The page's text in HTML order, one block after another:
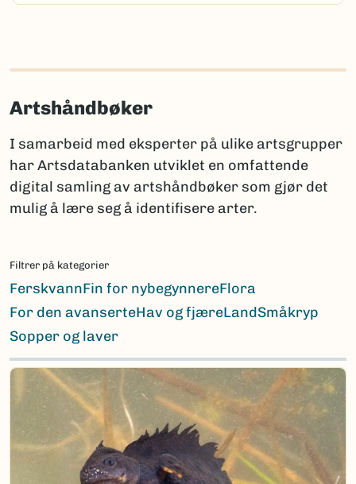
Artshåndbøker
I samarbeid med eksperter på ulike artsgrupper
har Artsdatabanken utviklet en omfattende
digital samling av artshåndbøker som gjør det
mulig å lære seg å identifisere arter.
Filtrer på kategorier
FerskvannFin for nybegynnereFlora
For den avanserteHav og fjæreLandSmåkryp
Sopper og laver